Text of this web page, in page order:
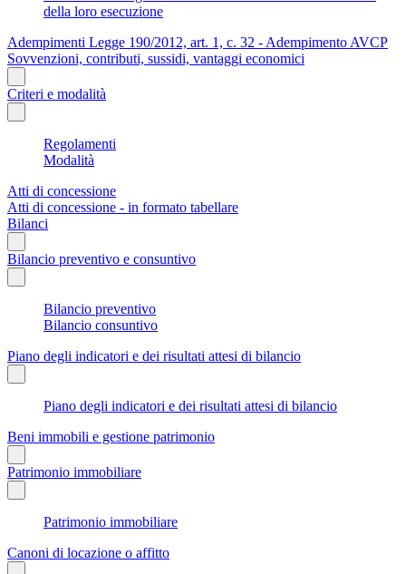
della loro esecuzione
Adempimenti Legge 190/2012, art. 1, c. 32 - Adempimento AVCP
Sovvenzioni, contributi, sussidi, vantaggi economici
Criteri e modalità
Regolamenti
Modalità
Atti di concessione
Atti di concessione - in formato tabellare
Bilanci
Bilancio preventivo e consuntivo
Bilancio preventivo
Bilancio consuntivo
Piano degli indicatori e dei risultati attesi di bilancio
Piano degli indicatori e dei risultati attesi di bilancio
Beni immobili e gestione patrimonio
Patrimonio immobiliare
Patrimonio immobiliare
Canoni di locazione o affitto